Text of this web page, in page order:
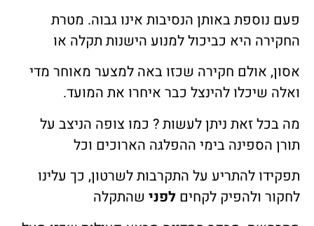
פעם נוספת באותן הנסיבות אינו גבוה. מטרת
החקירה היא כביכול למנוע הישנות תקלה או
אסון, אולם חקירה שכזו באה למצער מאוחר מדי
ואלה שיכלו להינצל כבר איחרו את המועד.
מה בכל זאת ניתן לעשות ? כמו צופה הניצב על
תורן הספינה בימי ההפלגה הארוכים וכל
תפקידו להתריע על התקרבות לשרטון, כך עלינו
לחקור ולהפיק לקחיםלפנישהתקלה